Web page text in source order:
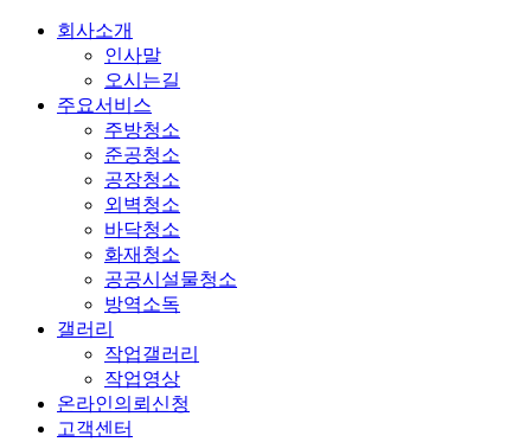
회사소개
인사말
오시는길
주요서비스
주방청소
준공청소
공장청소
외벽청소
바닥청소
화재청소
공공시설물청소
방역소독
갤러리
작업갤러리
작업영상
온라인의뢰신청
고객센터